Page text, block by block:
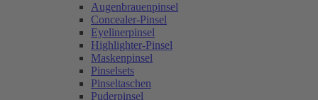
Augenbrauenpinsel
Concealer-Pinsel
Eyelinerpinsel
Highlighter-Pinsel
Maskenpinsel
Pinselsets
Pinseltaschen
Puderpinsel